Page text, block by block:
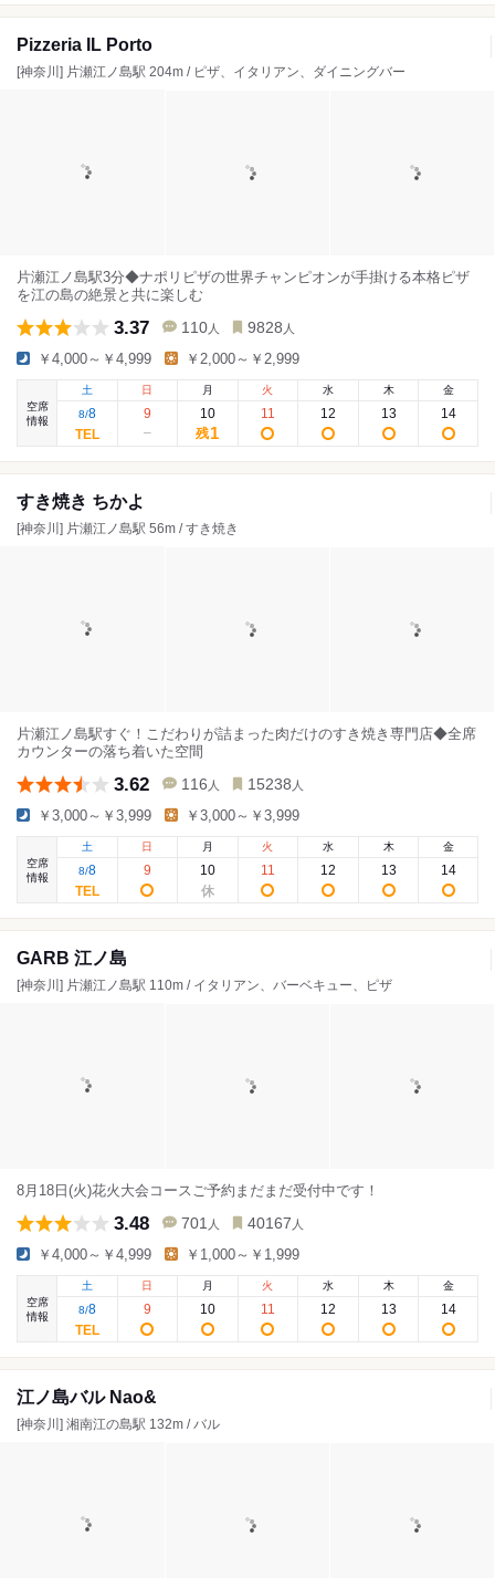
Pizzeria IL Porto
[神奈川] 片瀬江ノ島駅 204m / ピザ、イタリアン、ダイニングバー
片瀬江ノ島駅3分◆ナポリピザの世界チャンピオンが手掛ける本格ピザ
を江の島の絶景と共に楽しむ
3.37 110 人 9828 人
￥4,000～￥4,999 ￥2,000～￥2,999
空席
情報
土
8/8
日
9
月
10
残1
火
11
水
12
木
13
金
14
すき焼き ちかよ
[神奈川] 片瀬江ノ島駅 56m / すき焼き
片瀬江ノ島駅すぐ！こだわりが詰まった肉だけのすき焼き専門店◆全席
カウンターの落ち着いた空間
3.62 116 人 15238 人
￥3,000～￥3,999 ￥3,000～￥3,999
空席
情報
土
8/8
日
9
月
10
火
11
水
12
木
13
金
14
GARB 江ノ島
[神奈川] 片瀬江ノ島駅 110m / イタリアン、バーベキュー、ピザ
8月18日(火)花火大会コースご予約まだまだ受付中です！
3.48 701 人 40167 人
￥4,000～￥4,999 ￥1,000～￥1,999
空席
情報
土
8/8
日
9
月
10
火
11
水
12
木
13
金
14
江ノ島バル Nao&
[神奈川] 湘南江の島駅 132m / バル